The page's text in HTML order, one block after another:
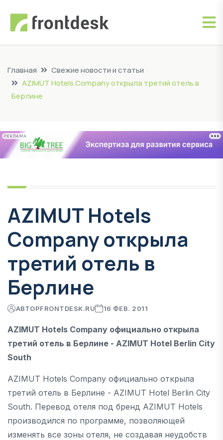
Главная
Свежие новости и статьи
AZIMUT Hotels Company открыла третий отель в
Берлине
РЕКЛАМА
AZIMUT Hotels
Company открыла
третий отель в
Берлине
АВТОРFRONTDESK.RU 16 ФЕВ. 2011
AZIMUT Hotels Company официально открыла
третий отель в Берлине - AZIMUT Hotel Berlin City
South
AZIMUT Hotels Company официально открыла
третий отель в Берлине - AZIMUT Hotel Berlin City
South. Перевод отеля под бренд AZIMUT Hotels
производился по программе, позволяющей
изменять все зоны отеля, не создавая неудобств